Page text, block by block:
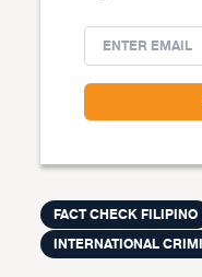
FACT CHECK FILIPINO
INTERNATIONAL